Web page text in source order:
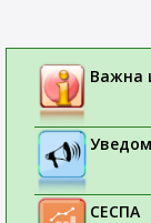
Важна
СЕСПА